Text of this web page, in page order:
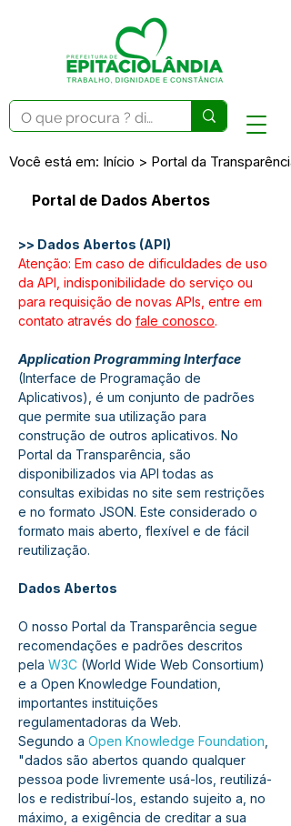
Você está em: Início > Portal da
Portal de Dados Abertos
>> Dados Abertos (API)
Atenção: Em caso de dificuldades de uso
da API, indisponibilidade do serviço ou
para requisição de novas APIs, entre em
contato através do fale conosco.
Application Programming Interface
(Interface de Programação de
Aplicativos), é um conjunto de padrões
que permite sua utilização para
construção de outros aplicativos. No
Portal da Transparência, são
disponibilizados via API todas as
consultas exibidas no site sem restrições
e no formato JSON. Este considerado o
formato mais aberto, flexível e de fácil
reutilização.
Dados Abertos
O nosso Portal da Transparência segue
recomendações e padrões descritos
pela W3C (World Wide Web Consortium)
e a Open Knowledge Foundation,
importantes instituições
regulamentadoras da Web.
Segundo a Open Knowledge Foundation
"dados são abertos quando qualquer
pessoa pode livremente usá-los, reutilizá-
los e redistribuí-los, estando sujeito a, no
máximo, a exigência de creditar a sua